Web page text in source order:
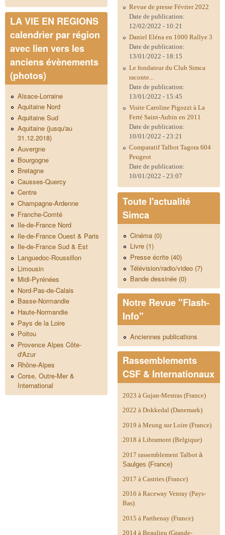
LA VIE EN REGIONS
calendrier par région
avec lien vers les
anciens évènements
(photos)
Alsace-Lorraine
Aquitaine Nord
Aquitaine Sud
Aquitaine (jusqu'au
31.12.2018)
Auvergne
Bourgogne
Bretagne
Causses-Quercy
Centre
Champagne-Ardenne
Franche-Comté
Ile-de-France Nord
Ile-de-France Ouest & Paris
Ile-de-France Sud & Est
Languedoc-Roussillon
Limousin
Midi-Pyrénées
Nord-Pas-de-Calais
Basse-Normandie
Haute-Normandie
Pays de la Loire
Poitou
Provence Alpes Côte-
d'Azur
Rhône-Alpes
Corse, Outre-Mer &
International
Revue de presse Février 2022
Date de publication:
12/02/2022 - 10:21
Daniel Eléna en 1000 Rallye 3
Date de publication:
13/01/2022 - 18:15
Le fondateur du Club Simca
raconte...
Date de publication:
13/01/2022 - 15:45
Visite Caroline Pigozzi à La
Ferté Saint-Aubin en 2011
Date de publication:
10/01/2022 - 23:21
Comparatif Talbot Tagora 604
Peugeot
Date de publication:
10/01/2022 - 23:07
Toute l'actualité
Simca
Cinéma (0)
Livre (1)
Presse écrite (40)
Télévision/radio/video (7)
Bande dessinée (0)
Notre Revue "Flash-
Info"
Anciennes publications
Rassemblements
CSF & Internationaux
2023 à Gujan-Mestras (France)
2022 à Dokkedal (Danemark)
2019 à Meung sur Loire (France)
2018 à Libramont (Belgique)
2017 rassemblement Talbot à
Saulges (France)
2017 à Castries (France)
2016 à Raceway Venray (Pays-
Bas)
2015 à Parthenay (France)
2014 à Beaulieu (Grande-